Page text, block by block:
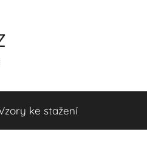
ke stažení